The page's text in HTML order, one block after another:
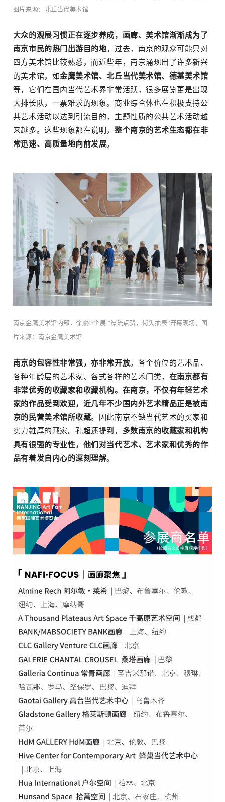
图片来源：北丘当代美术馆
大众的观展习惯正在逐步养成，画廊、美术馆渐渐成为了
南京市民的热门出游目的地。过去，南京的观众可能只对
四方美术馆比较熟悉，而近些年，南京涌现出了许多新兴
的美术馆，如金鹰美术馆、北丘当代美术馆、 德基美术馆
等，它们在国内当代艺术界非常活跃，很多展览更是出现
大排长队，一票难求的现象。商业综合体也在积极支持公
共艺术活动以达到引流目的，主题性质的公共艺术活动越
来越多。这些现象都在说明， 整个南京的艺术生态都在非
常迅速、高质量地向前发展。
南京金鹰美术馆内部，徐震®个展 “漂流点赞，街头抽表”开幕现场，图
片来源：南京金鹰美术馆
南京的包容性非常强，亦非常开放。各个价位的艺术品、
各种年龄层的艺术家、各式各样的艺术门类， 在南京都有
非常优秀的收藏家和收藏机构。在南京，不仅有年轻艺术
家的作品受到欢迎，近几年不少国内外艺术精品正是被南
京的民营美术馆所收藏。因此南京不缺当代艺术的买家和
实力雄厚的藏家。孔超还提到， 多数南京的收藏家和机构
具有很强的专业性，他们对当代艺术、艺术家和优秀的作
品有着发自内心的深刻理解。